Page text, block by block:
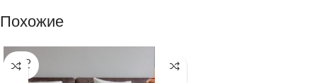
Похожие
SOLD
OUT